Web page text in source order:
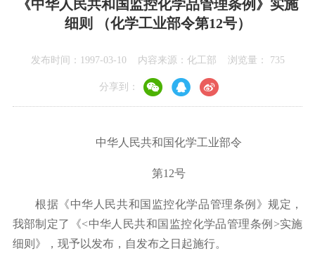
《中华人民共和国监控化学品管理条例》实施
细则 （化学工业部令第12号）
发布时间：1997-03-10 内容来源：化工部 浏览量： 735
分享到：
中华人民共和国化学工业部令
第12号
根据《中华人民共和国监控化学品管理条例》规定，
我部制定了《<中华人民共和国监控化学品管理条例 >实施
细则》，现予以发布，自发布之日起施行。